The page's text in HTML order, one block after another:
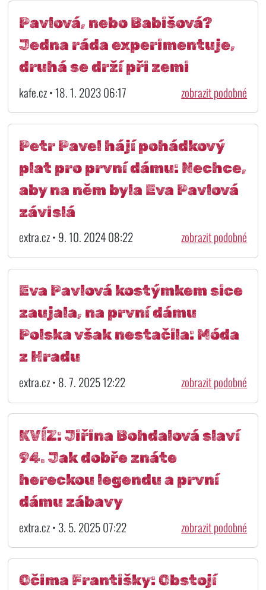
Pavlová, nebo Babišová?
Jedna ráda experimentuje,
druhá se drží při zemi
kafe.cz • 18. 1. 2023 06:17 zobrazit podobné
Petr Pavel hájí pohádkový
plat pro první dámu: Nechce,
aby na něm byla Eva Pavlová
závislá
extra.cz • 9. 10. 2024 08:22 zobrazit podobné
Eva Pavlová kostýmkem sice
zaujala, na první dámu
Polska však nestačila: Móda
z Hradu
extra.cz • 8. 7. 2025 12:22 zobrazit podobné
KVÍZ: Jiřina Bohdalová slaví
94. Jak dobře znáte
hereckou legendu a první
dámu zábavy
extra.cz • 3. 5. 2025 07:22 zobrazit podobné
Očima Františky: Obstojí